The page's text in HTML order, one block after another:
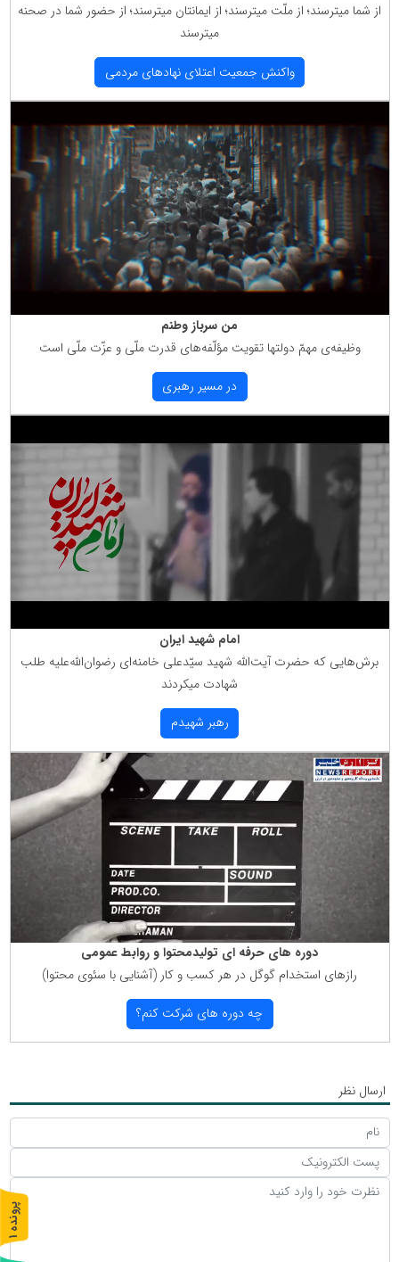
از شما میترسند؛ از ملّت میترسند؛ از ایمانتان میترسند؛ از حضور شما در صحنه
میترسند
واكنش جمعیت اعتلای نهادهای مردمی
من سرباز وطنم
وظیفه‌ی مهمّ دولتها تقویت مؤلّفه‌های قدرت ملّی و عزّت ملّی است
در مسیر رهبری
امام شهید ایران
برش‌هایی كه حضرت آیت‌الله شهید سیّدعلی خامنه‌ای رضوان‌الله‌علیه طلب
شهادت میكردند
رهبر شهیدم
دوره های حرفه ای تولیدمحتوا و روابط عمومی
رازهای استخدام گوگل در هر كسب و كار (آشنایی با سئوی محتوا)
چه دوره های شركت كنم؟
ارسال نظر
پ
ر
و
ن
د
ه
1